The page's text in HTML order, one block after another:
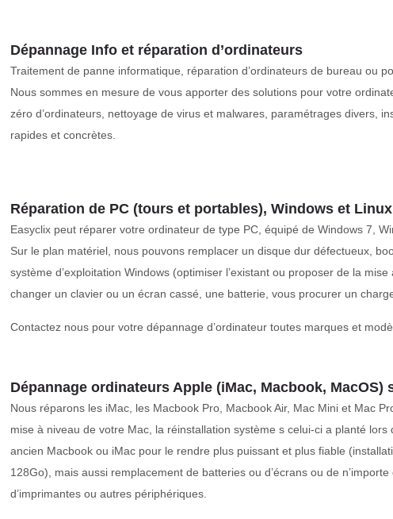
Dépannage Info et réparation d’ordinateurs
Traitement de panne informatique, réparation d’ordinateurs de bureau ou
Nous sommes en mesure de vous apporter des solutions pour votre
zéro d’ordinateurs, nettoyage de virus et malwares, paramétrages divers,
rapides et concrètes.
Réparation de PC (tours et portables), Windows et
Easyclix peut réparer votre ordinateur de type PC, équipé de Windows 7,
Sur le plan matériel, nous pouvons remplacer un disque dur défectueux,
système d’exploitation Windows (optimiser l’existant ou proposer de la
changer un clavier ou un écran cassé, une batterie, vous procurer un
Contactez nous pour votre dépannage d’ordinateur toutes marques et
Dépannage ordinateurs Apple (iMac, Macbook, MacOS)
Nous réparons les iMac, les Macbook Pro, Macbook Air, Mac Mini et Mac
mise à niveau de votre Mac, la réinstallation système s celui-ci a planté
ancien Macbook ou iMac pour le rendre plus puissant et plus fiable
128Go), mais aussi remplacement de batteries ou d’écrans ou de
d’imprimantes ou autres périphériques.